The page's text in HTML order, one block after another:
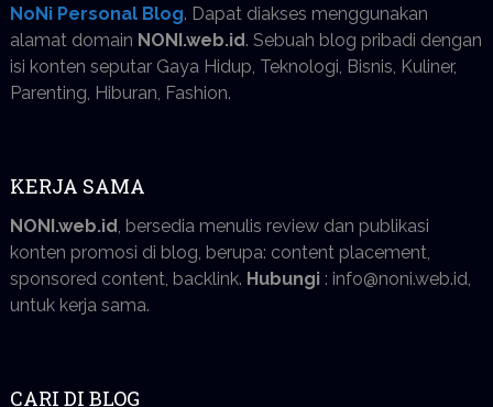
NoNi Personal Blog. Dapat diakses menggunakan
alamat domain NONI.web.id. Sebuah blog pribadi dengan
isi konten seputar Gaya Hidup, Teknologi, Bisnis, Kuliner,
Parenting, Hiburan, Fashion.
KERJA SAMA
NONI.web.id , bersedia menulis review dan publikasi
konten promosi di blog, berupa: content placement,
sponsored content, backlink. Hubungi: info@noni.web.id,
untuk kerja sama.
CARI DI BLOG